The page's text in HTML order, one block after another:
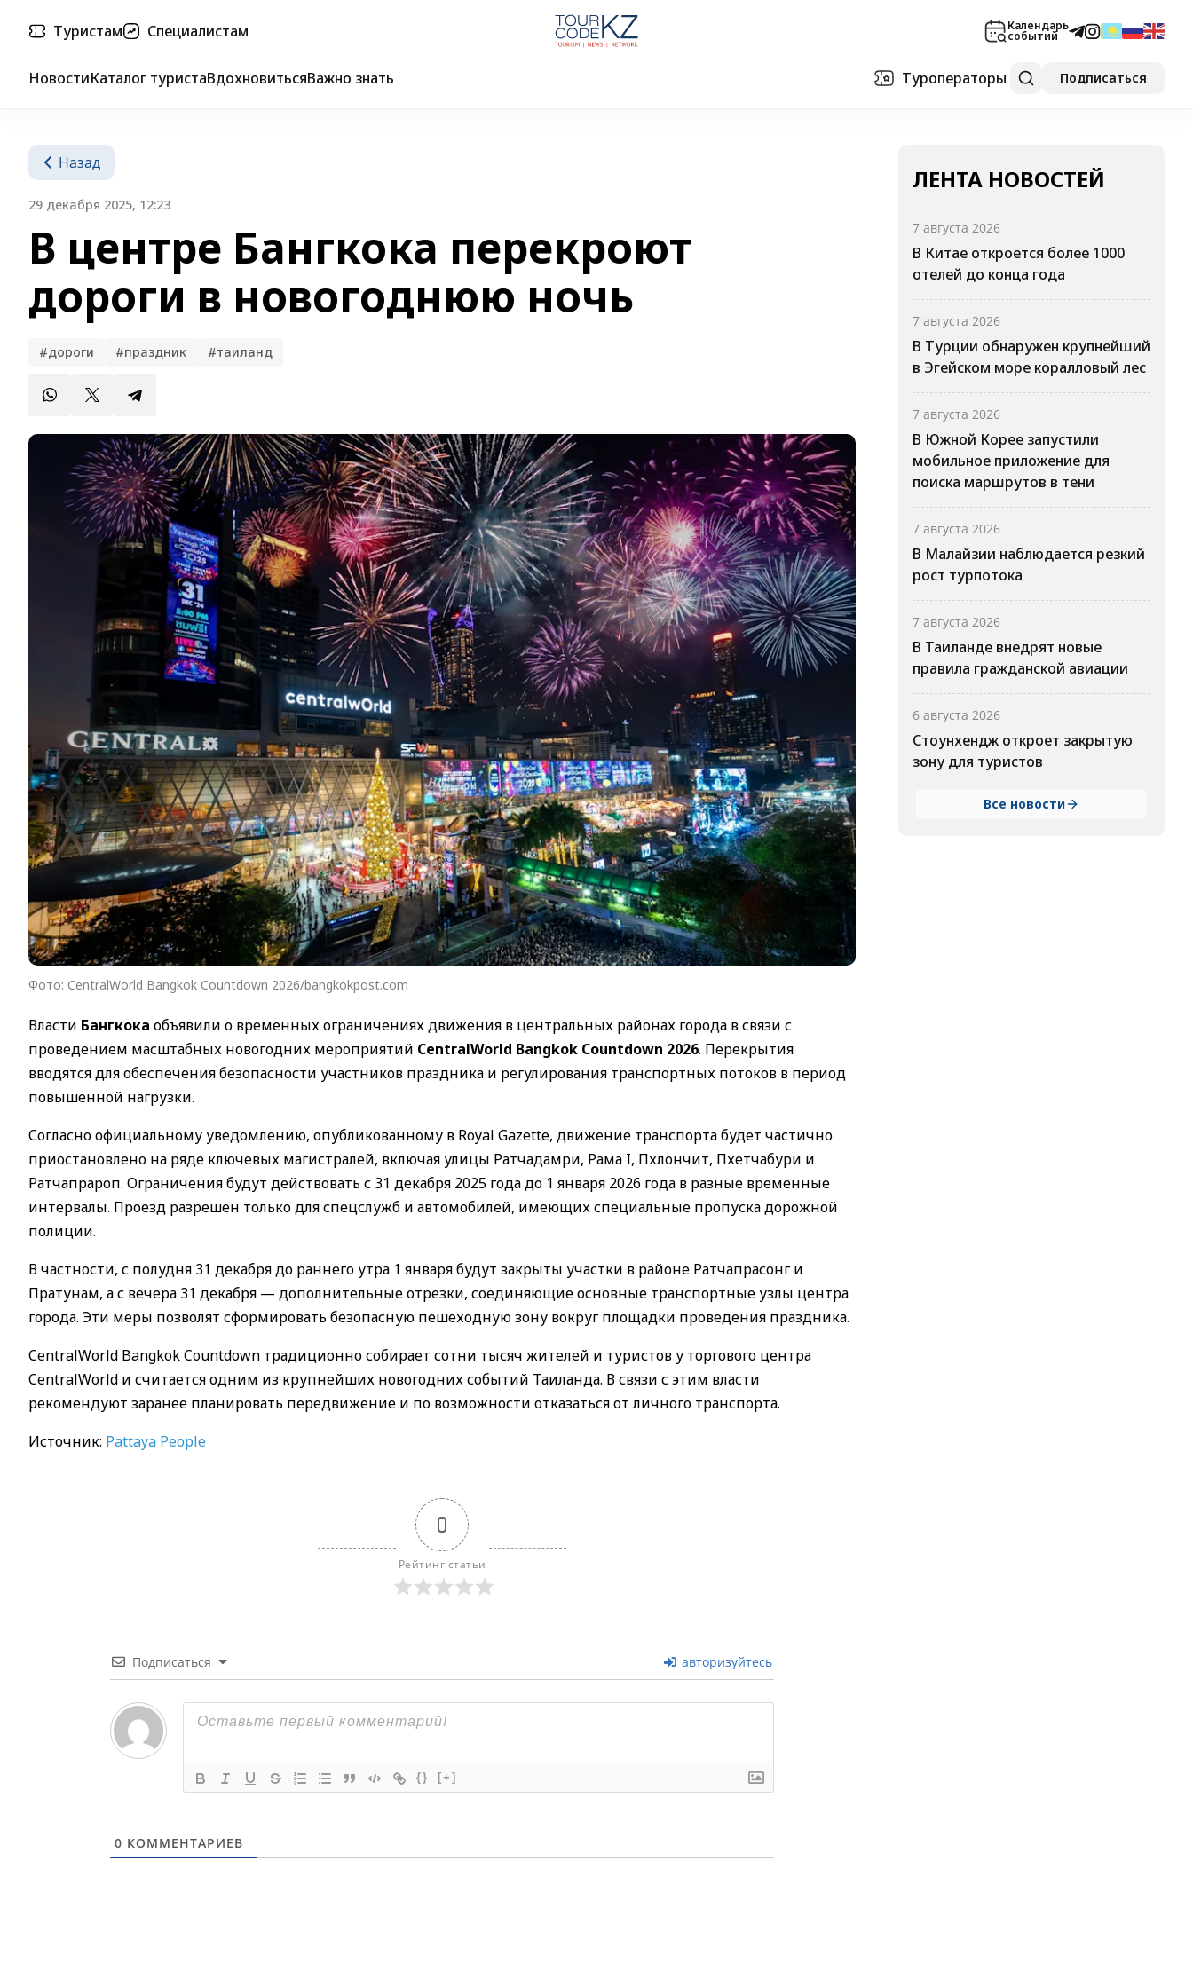
Туристам Специалистам Календарь
событий
НовостиКаталог туристаВдохновитьсяВажно знать Туроператоры Подписаться
Назад
29 декабря 2025, 12:23
В центре Бангкока перекроют
дороги в новогоднюю ночь
#дороги #праздник #таиланд
Фото: CentralWorld Bangkok Countdown 2026/bangkokpost.com
Власти Бангкока объявили о временных ограничениях движения в центральных районах города в связи с
проведением масштабных новогодних мероприятий CentralWorld Bangkok Countdown 2026. Перекрытия
вводятся для обеспечения безопасности участников праздника и регулирования транспортных потоков в период
повышенной нагрузки.
Согласно официальному уведомлению, опубликованному в Royal Gazette, движение транспорта будет частично
приостановлено на ряде ключевых магистралей, включая улицы Ратчадамри, Рама I, Пхлончит, Пхетчабури и
Ратчапрароп. Ограничения будут действовать с 31 декабря 2025 года до 1 января 2026 года в разные временные
интервалы. Проезд разрешен только для спецслужб и автомобилей, имеющих специальные пропуска дорожной
полиции.
В частности, с полудня 31 декабря до раннего утра 1 января будут закрыты участки в районе Ратчапрасонг и
Пратунам, а с вечера 31 декабря — дополнительные отрезки, соединяющие основные транспортные узлы центра
города. Эти меры позволят сформировать безопасную пешеходную зону вокруг площадки проведения праздника.
CentralWorld Bangkok Countdown традиционно собирает сотни тысяч жителей и туристов у торгового центра
CentralWorld и считается одним из крупнейших новогодних событий Таиланда. В связи с этим власти
рекомендуют заранее планировать передвижение и по возможности отказаться от личного транспорта.
Источник: Pattaya People
0
Рейтинг статьи
Подписаться авторизуйтесь
{} [+]
0 КОММЕНТАРИЕВ
ЛЕНТА НОВОСТЕЙ
7 августа 2026
В Китае откроется более 1000
отелей до конца года
7 августа 2026
В Турции обнаружен крупнейший
в Эгейском море коралловый лес
7 августа 2026
В Южной Корее запустили
мобильное приложение для
поиска маршрутов в тени
7 августа 2026
В Малайзии наблюдается резкий
рост турпотока
7 августа 2026
В Таиланде внедрят новые
правила гражданской авиации
6 августа 2026
Стоунхендж откроет закрытую
зону для туристов
Все новости